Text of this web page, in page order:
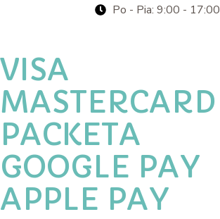
Po - Pia: 9:00 - 17:00
VISA
MASTERCARD
PACKETA
GOOGLE PAY
APPLE PAY